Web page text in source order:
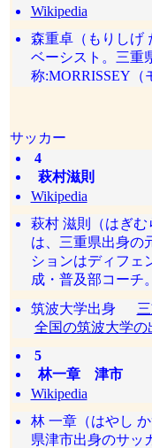
Wikipedia
森重卓（もりしげ
ベーシスト。三重
称:MORRISSEY（
サッカー
4
萩村滋則
Wikipedia
萩村 滋則（はぎむ
は、三重県出身の
ションはディフェ
成・普及部コーチ。
筑波大学出身
全国の筑波大学の
5
林一章 津市
Wikipedia
林 一章（はやし
県津市出身のサッ